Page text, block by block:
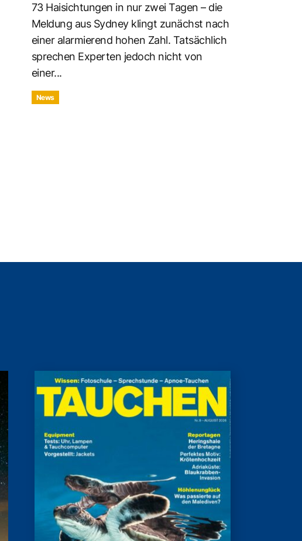
73 Haisichtungen in nur zwei Tagen – die
Meldung aus Sydney klingt zunächst nach
einer alarmierend hohen Zahl. Tatsächlich
sprechen Experten jedoch nicht von
einer...
News